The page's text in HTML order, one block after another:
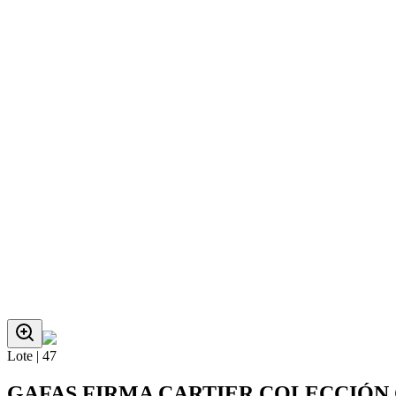
Lote | 47